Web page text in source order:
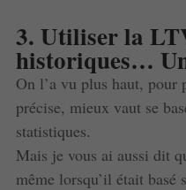
3. Utiliser la
historiques…
On l’a vu plus haut,
précise, mieux vaut se
statistiques.
Mais je vous ai aussi dit
même lorsqu’il était basé